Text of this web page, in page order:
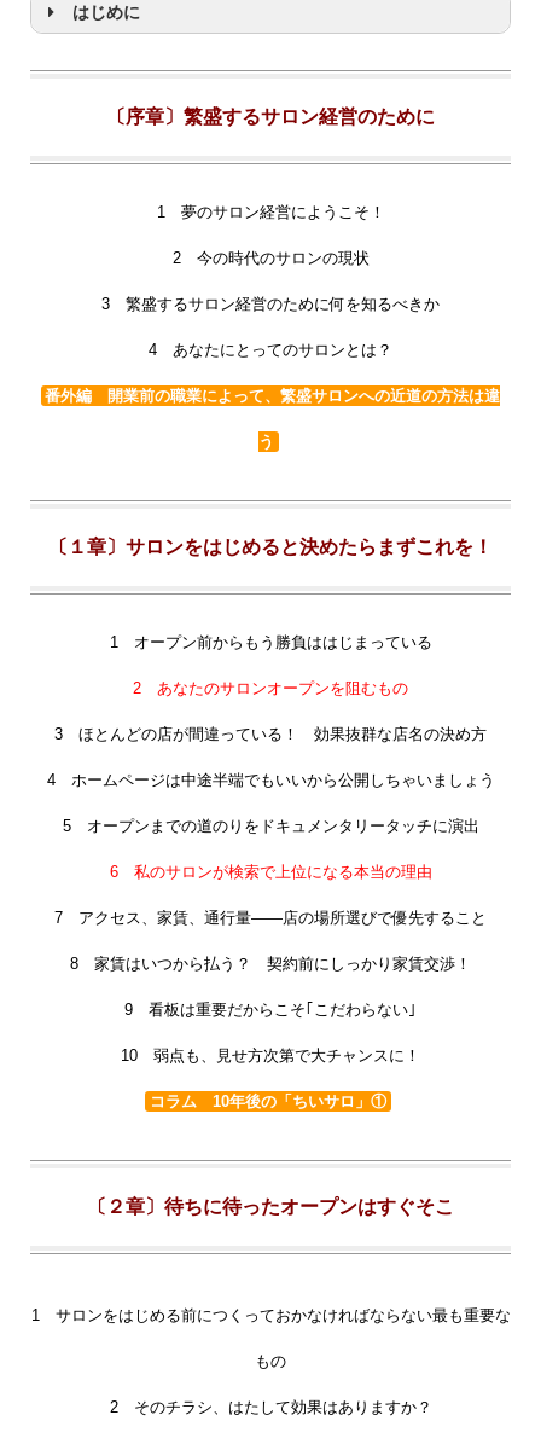
はじめに
〔序章〕繁盛するサロン経営のために
1 夢のサロン経営にようこそ！
2 今の時代のサロンの現状
3 繁盛するサロン経営のために何を知るべきか
4 あなたにとってのサロンとは？
番外編 開業前の職業によって、繁盛サロンへの近道の方法は違
う
〔１章〕サロンをはじめると決めたらまずこれを！
1 オープン前からもう勝負ははじまっている
2 あなたのサロンオープンを阻むもの
3 ほとんどの店が間違っている！ 効果抜群な店名の決め方
4 ホームページは中途半端でもいいから公開しちゃいましょう
5 オープンまでの道のりをドキュメンタリータッチに演出
6 私のサロンが検索で上位になる本当の理由
7 アクセス、家賃、通行量――店の場所選びで優先すること
8 家賃はいつから払う？ 契約前にしっかり家賃交渉！
9 看板は重要だからこそ｢こだわらない｣
10 弱点も、見せ方次第で大チャンスに！
コラム 10年後の「ちいサロ」①
〔２章〕待ちに待ったオープンはすぐそこ
1 サロンをはじめる前につくっておかなければならない最も重要な
もの
2 そのチラシ、はたして効果はありますか？